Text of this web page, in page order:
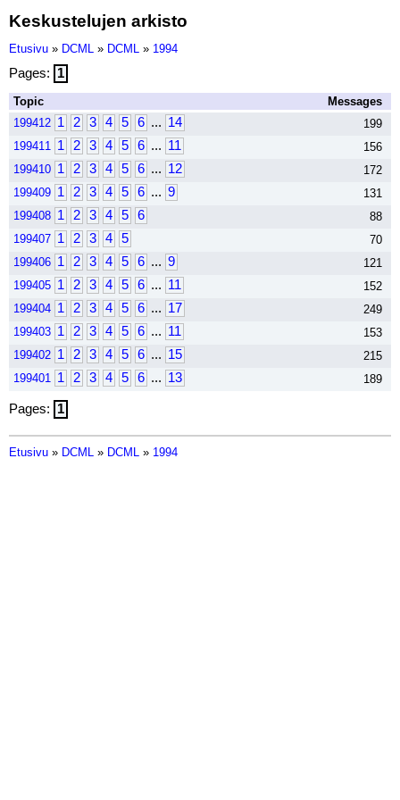
Keskustelujen arkisto
Etusivu » DCML » DCML » 1994
Pages: 1
Topic
Messages
199412 1 2 3 4 5 6 ... 14
199
199411 1 2 3 4 5 6 ... 11
156
199410 1 2 3 4 5 6 ... 12
172
199409 1 2 3 4 5 6 ... 9
131
199408 1 2 3 4 5 6
88
199407 1 2 3 4 5
70
199406 1 2 3 4 5 6 ... 9
121
199405 1 2 3 4 5 6 ... 11
152
199404 1 2 3 4 5 6 ... 17
249
199403 1 2 3 4 5 6 ... 11
153
199402 1 2 3 4 5 6 ... 15
215
199401 1 2 3 4 5 6 ... 13 189
Pages: 1
Etusivu » DCML » DCML » 1994